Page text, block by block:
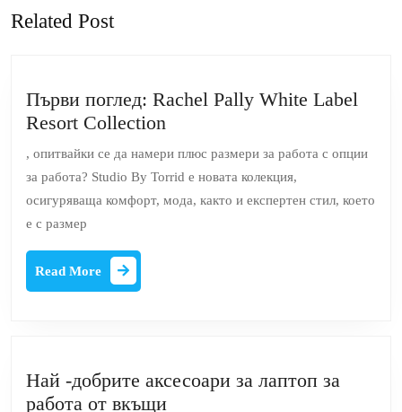
post:
Related Post
Първи поглед: Rachel Pally White Label
Resort Collection
Rachel
White
, опитвайки се да намери плюс размери за работа с опции
за работа? Studio By Torrid е новата колекция,
осигуряваща комфорт, мода, както и експертен стил, което
е с размер
Read More
More
Най -добрите аксесоари за лаптоп за
работа от вкъщиНай